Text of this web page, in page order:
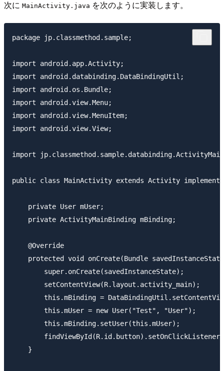
次に MainActivity.java を次のように実装します。
package jp.classmethod.sample;
import android.app.Activity;
import android.databinding.DataBindingUtil;
import android.os.Bundle;
import android.view.Menu;
import android.view.MenuItem;
import android.view.View;
import
public class MainActivity extends Activity
    private User mUser;
    private ActivityMainBinding mBinding;
    @Override
protected void onCreate(Bundle
        super.onCreate(savedInstanceState);
        setContentView(R.layout.activity_main);
this.mBinding =
        this.mUser = new User("Test", "User");
        this.mBinding.setUser(this.mUser);
    }